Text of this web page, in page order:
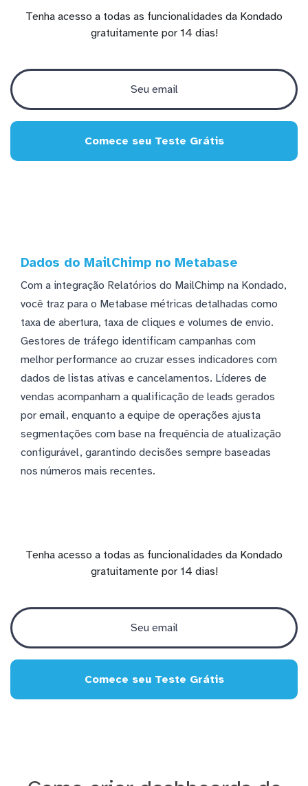
Tenha acesso a todas as funcionalidades da Kondado
gratuitamente por 14 dias!
Comece seu Teste Grátis
Dados do MailChimp no Metabase
Com a integração Relatórios do MailChimp na Kondado,
você traz para o Metabase métricas detalhadas como
taxa de abertura, taxa de cliques e volumes de envio.
Gestores de tráfego identificam campanhas com
melhor performance ao cruzar esses indicadores com
dados de listas ativas e cancelamentos. Líderes de
vendas acompanham a qualificação de leads gerados
por email, enquanto a equipe de operações ajusta
segmentações com base na frequência de atualização
configurável, garantindo decisões sempre baseadas
nos números mais recentes.
Tenha acesso a todas as funcionalidades da Kondado
gratuitamente por 14 dias!
Comece seu Teste Grátis